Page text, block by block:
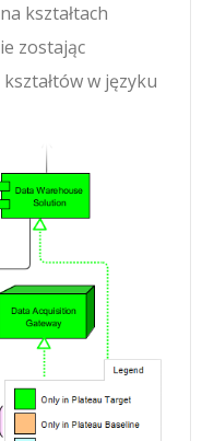
kształtach
zostając
w języku